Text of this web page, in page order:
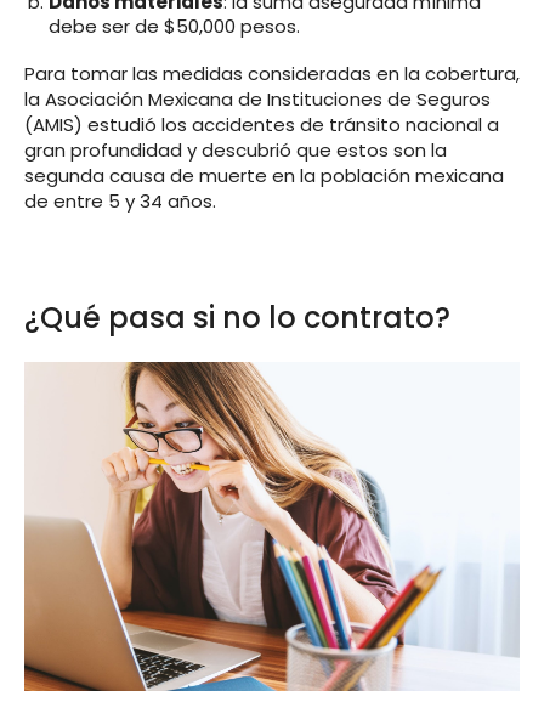
debe ser de $50,000 pesos.
Para tomar las medidas consideradas en la cobertura,
la Asociación Mexicana de Instituciones de Seguros
(AMIS) estudió los accidentes de tránsito nacional a
gran profundidad y descubrió que estos son la
segunda causa de muerte en la población mexicana
de entre 5 y 34 años.
¿Qué pasa si no lo contrato?